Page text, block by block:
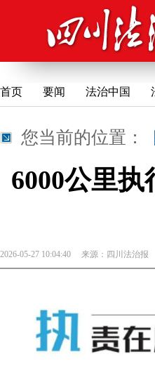
首页 要闻 法治中国
您当前的位置：
6000公里
2026-05-27 10:04:40 来源： 四川法治报